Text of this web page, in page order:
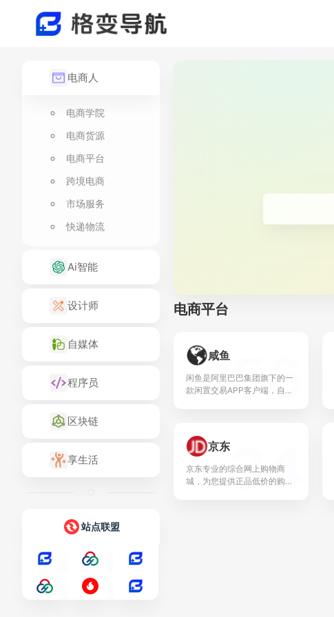
电商人
电商学院
电商货源
电商平台
跨境电商
市场服务
快递物流
Ai智能
设计师
自媒体
程序员
区块链
享生活
站点联盟
电商平台
咸鱼
闲鱼是阿里巴巴集团旗下的一
款闲置交易APP客户端，自成
56
京东
京东专业的综合网上购物商
城，为您提供正品低价的购物
34